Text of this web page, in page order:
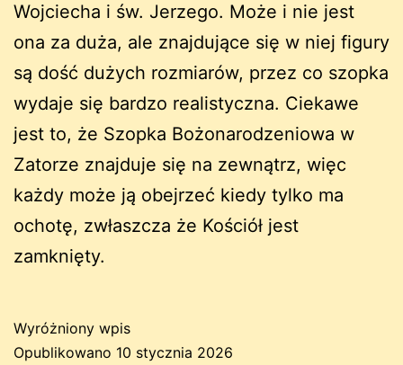
Wojciecha i św. Jerzego. Może i nie jest
ona za duża, ale znajdujące się w niej figury
są dość dużych rozmiarów, przez co szopka
wydaje się bardzo realistyczna. Ciekawe
jest to, że Szopka Bożonarodzeniowa w
Zatorze znajduje się na zewnątrz, więc
każdy może ją obejrzeć kiedy tylko ma
ochotę, zwłaszcza że Kościół jest
zamknięty.
Wyróżniony wpis
Opublikowano 10 stycznia 2026